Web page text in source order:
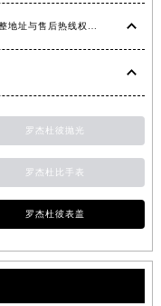
罗杰杜彼官方服务项目及价格查询｜完整地址与售后热线权威信息声明（2026年7月最新）
罗杰杜彼抛光
罗杰杜比手表
罗杰杜彼表盖